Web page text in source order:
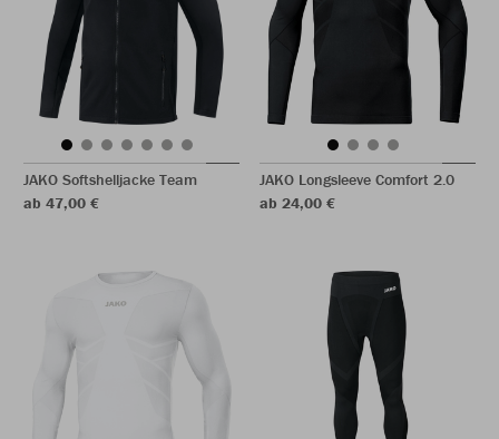
JAKO Softshelljacke Team
ab 47,00 €
JAKO Longsleeve Comfort 2.0
ab 24,00 €